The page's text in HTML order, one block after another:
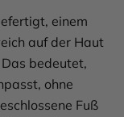
einem
auf der Haut
bedeutet,
ohne
Fuß